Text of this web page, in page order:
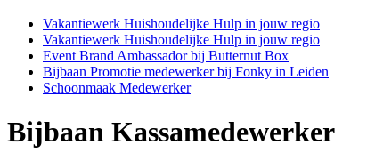
Vakantiewerk Huishoudelijke Hulp in jouw regio
Vakantiewerk Huishoudelijke Hulp in jouw regio
Event Brand Ambassador bij Butternut Box
Bijbaan Promotie medewerker bij Fonky in Leiden
Schoonmaak Medewerker
Bijbaan Kassamedewerker